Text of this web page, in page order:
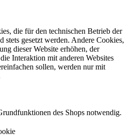
die für den technischen Betrieb der
stets gesetzt werden. Andere Cookies,
dieser Website erhöhen, der
Interaktion mit anderen Websites
sollen, werden nur mit
des Shops notwendig.